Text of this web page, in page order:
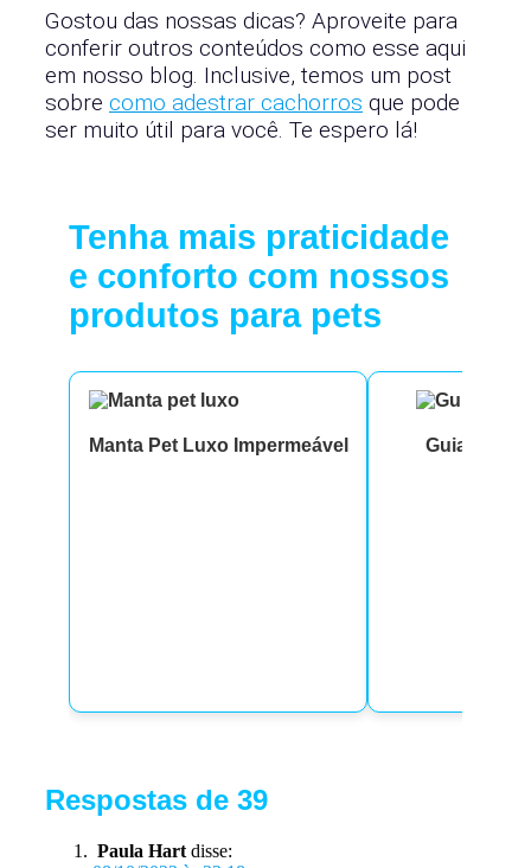
Gostou das nossas dicas? Aproveite para
conferir outros conteúdos como esse aqui
em nosso blog. Inclusive, temos um post
sobre como adestrar cachorros que pode
ser muito útil para você. Te espero lá!
Tenha mais praticidade
e conforto com nossos
produtos para pets
Manta Pet Luxo Impermeável Guia
Respostas de 39
Paula Hart disse: